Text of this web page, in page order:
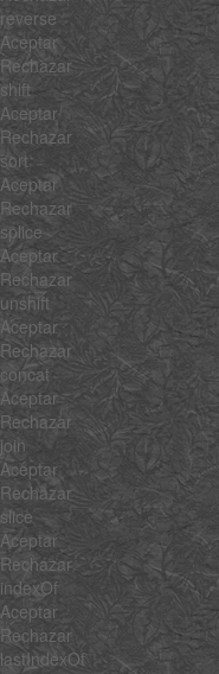
reverse
Aceptar
Rechazar
shift
Aceptar
Rechazar
sort
Aceptar
Rechazar
splice
Aceptar
Rechazar
unshift
Aceptar
Rechazar
concat
Aceptar
Rechazar
join
Aceptar
Rechazar
slice
Aceptar
Rechazar
indexOf
Aceptar
Rechazar
lastIndexOf